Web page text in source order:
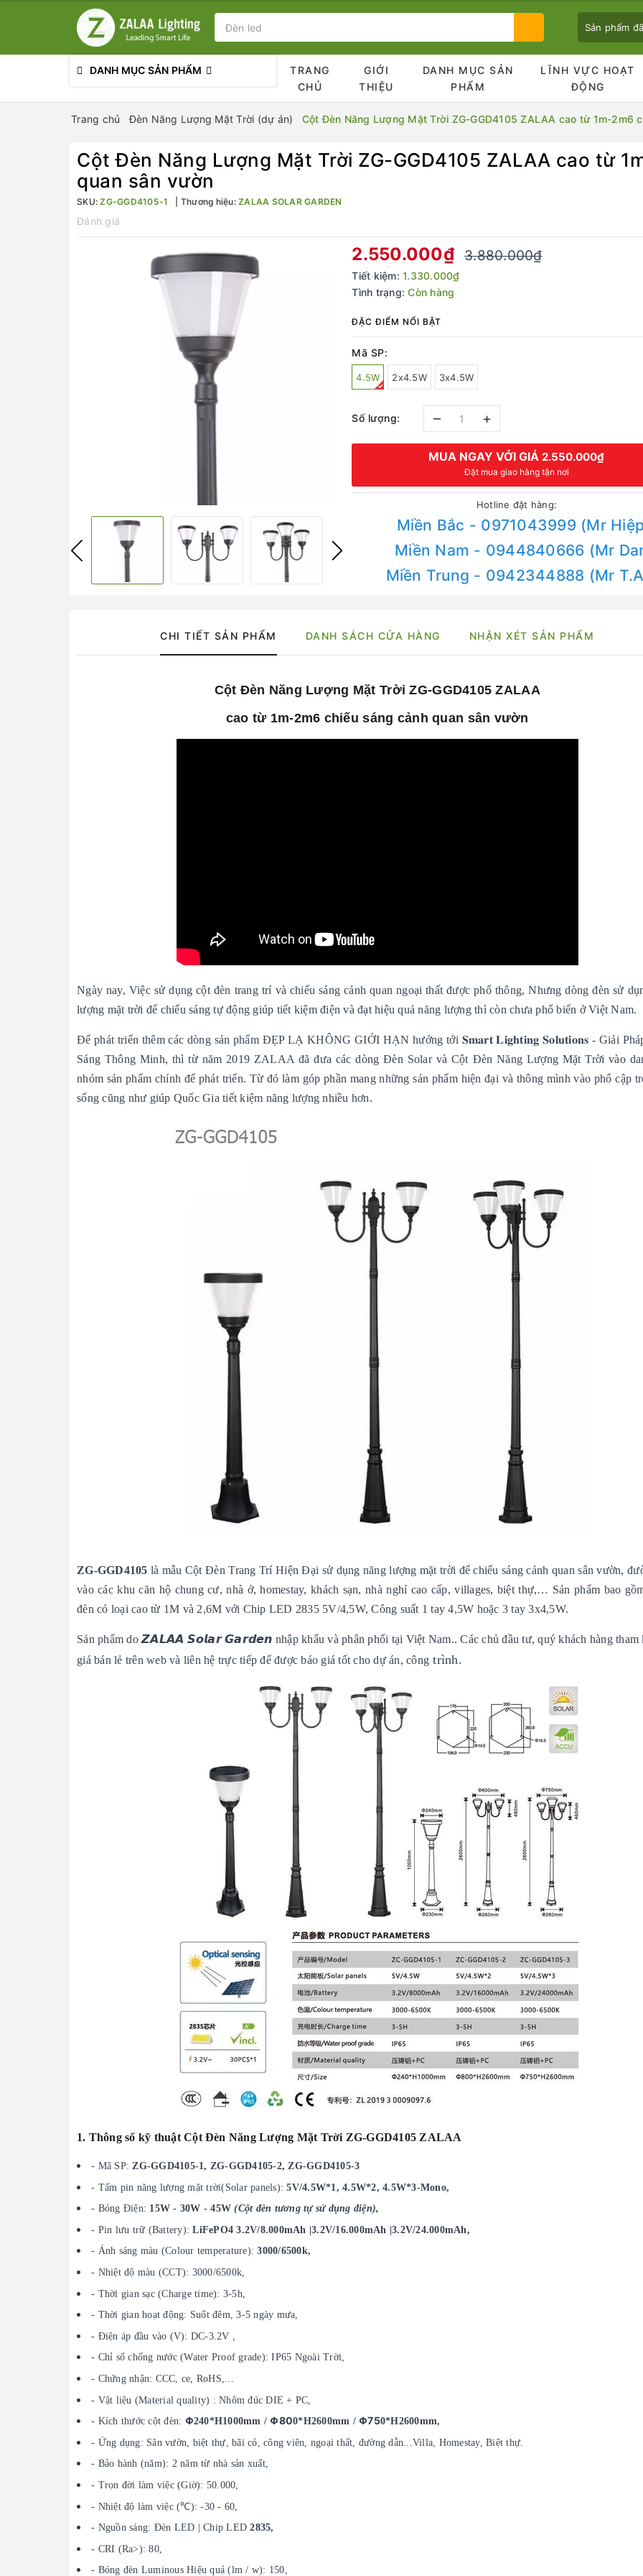
Sản phẩm
Bạn chưa xem sản phẩm nào
DANH MỤC SẢN PHẨM
TRANG
CHỦ
GIỚI
THIỆU
DANH MỤC SẢN
PHẨM
LĨNH VỰC HOẠT
ĐỘNG
Trang chủ Đèn Năng Lượng Mặt Trời (dự án) Cột Đèn Năng Lượng Mặt Trời ZG-GGD4105 ZALAA cao từ 1m-2m6
Cột Đèn Năng Lượng Mặt Trời ZG-GGD4105 ZALAA cao từ
quan sân vườn
SKU:ZG-GGD4105-1 Thương hiệu: ZALAA SOLAR GARDEN
Đánh giá
2.550.000₫ 3.880.000₫
Tiết kiệm:1.330.000₫
Tình trạng: Còn hàng
ĐẶC ĐIỂM NỔI BẬT
Mã SP:
4.5W 2x4.5W 3x4.5W
Số lượng: – +
MUA NGAY VỚI GIÁ2.550.000₫
Đặt mua giao hàng tận nơi
Hotline đặt hàng:
Miền Bắc - 0971043999 (Mr
Miền Nam - 0944840666 (Mr
Miền Trung - 0942344888 (Mr
CHI TIẾT SẢN PHẨM DANH SÁCH CỬA HÀNG NHẬN XÉT SẢN PHẨM
Cột Đèn Năng Lượng Mặt Trời ZG-GGD4105 ZALAA
cao từ 1m-2m6 chiếu sáng cảnh quan sân vườn
Ngày nay, Việc sử dụng cột đèn trang trí và chiếu sáng cảnh quan ngoại thất được phổ thông, Nhưng dòng đèn sử
lượng mặt trời để chiếu sáng tự động giúp tiết kiệm điện và đạt hiệu quả năng lượng thì còn chưa phổ biến ở Việt Nam.
Để phát triển thêm các dòng sản phẩm ĐẸP LẠ KHÔNG GIỚI HẠN hướng tới 𝐒𝐦𝐚𝐫𝐭 𝐋𝐢𝐠𝐡𝐭𝐢𝐧𝐠 𝐒𝐨𝐥𝐮𝐭𝐢𝐨𝐧𝐬 - Giải
Sáng Thông Minh, thì từ năm 2019 ZALAA đã đưa các dòng Đèn Solar và Cột Đèn Năng Lượng Mặt Trời vào
nhóm sản phẩm chính để phát triển. Từ đó làm góp phần mang những sản phẩm hiện đại và thông mình vào phổ cập
sống cũng như giúp Quốc Gia tiết kiệm năng lượng nhiều hơn.
ZG-GGD4105 là mẫu Cột Đèn Trang Trí Hiện Đại sử dụng năng lượng mặt trời để chiếu sáng cảnh quan sân vườn,
vào các khu căn hộ chung cư, nhà ở, homestay, khách sạn, nhà nghỉ cao cấp, villages, biệt thự,… Sản phẩm bao
đèn có loại cao từ 1M và 2,6M với Chip LED 2835 5V/4,5W, Công suất 1 tay 4,5W hoặc 3 tay 3x4,5W.
Sản phẩm do 𝙕𝘼𝙇𝘼𝘼 𝙎𝙤𝙡𝙖𝙧 𝙂𝙖𝙧𝙙𝙚𝙣 nhập khẩu và phân phối tại Việt Nam.. Các chủ đầu tư, quý khách hàng tham
giá bán lẻ trên web và liên hệ trực tiếp để được báo giá tốt cho dự án, công trình.
1. Thông số kỹ thuật Cột Đèn Năng Lượng Mặt Trời ZG-GGD4105 ZALAA
- Mã SP:ZG-GGD4105-1, ZG-GGD4105-2, ZG-GGD4105-3
- Tấm pin năng lượng mặt trời(Solar panels):5V/4.5W*1, 4.5W*2, 4.5W*3-Mono,
- Bóng Điện: 15W - 30W - 45W(Cột đèn tương tự sử dụng điện),
- Pin lưu trữ (Battery): LiFePO4 3.2V/8.000mAh |3.2V/16.000mAh |3.2V/24.000mAh,
- Ánh sáng màu (Colour temperature):3000/6500k,
- Nhiệt độ màu (CCT): 3000/6500k,
- Thời gian sạc (Charge time): 3-5h,
- Thời gian hoạt động: Suốt đêm, 3-5 ngày mưa,
- Điện áp đầu vào (V): DC-3.2V ,
- Chỉ số chống nước (Water Proof grade): IP65 Ngoài Trời,
- Chứng nhận: CCC, ce, RoHS,...
- Vật liệu (Material quality) : Nhôm đúc DIE + PC,
- Kích thước cột đèn: Φ240*H1000mm / Φ800*H2600mm / Φ750*H2600mm,
- Ứng dụng: Sân vườn, biệt thự, bãi cỏ, công viên, ngoại thất, đường dẫn...Villa, Homestay, Biệt thự.
- Bảo hành (năm): 2 năm từ nhà sản xuất,
- Trọn đời làm việc (Giờ): 50.000,
- Nhiệt độ làm việc (℃): -30 - 60,
- Nguồn sáng: Đèn LED | Chip LED2835,
- CRI (Ra>): 80,
- Bóng đèn Luminous Hiệu quả (lm / w): 150,